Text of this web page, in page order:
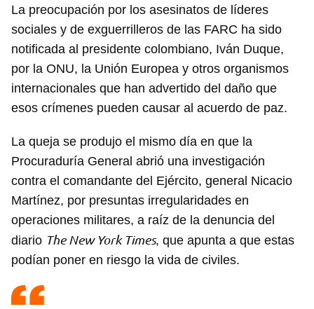
La preocupación por los asesinatos de líderes
sociales y de exguerrilleros de las FARC ha sido
notificada al presidente colombiano, Iván Duque,
por la ONU, la Unión Europea y otros organismos
internacionales que han advertido del daño que
esos crímenes pueden causar al acuerdo de paz.
La queja se produjo el mismo día en que la
Procuraduría General abrió una investigación
contra el comandante del Ejército, general Nicacio
Martínez, por presuntas irregularidades en
operaciones militares, a raíz de la denuncia del
diario The New York Times, que apunta a que estas
podían poner en riesgo la vida de civiles.